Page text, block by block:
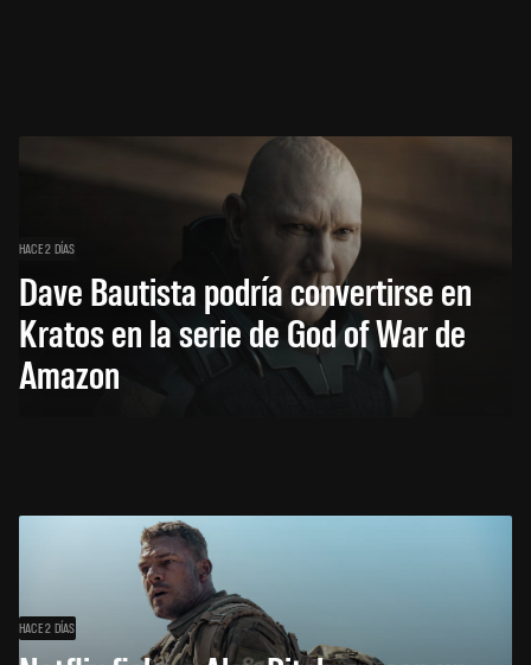
HACE 2 DÍAS
Dave Bautista podría convertirse en
Kratos en la serie de God of War de
Amazon
HACE 2 DÍAS